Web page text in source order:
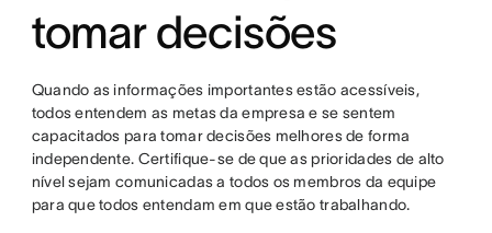
tomar decisões
Quando as informações importantes estão acessíveis,
todos entendem as metas da empresa e se sentem
capacitados para tomar decisões melhores de forma
independente. Certifique-se de que as prioridades de alto
nível sejam comunicadas a todos os membros da equipe
para que todos entendam em que estão trabalhando.